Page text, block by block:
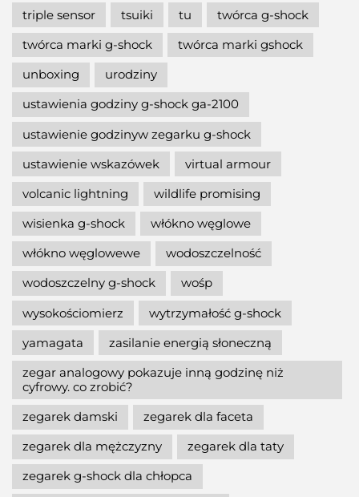
triple sensor
tsuiki tu
twórca g-shock
twórca marki g-shock
twórca marki gshock
unboxing
urodziny
ustawienia godziny g-shock ga-2100
ustawienie godzinyw zegarku g-shock
ustawienie wskazówek
virtual armour
volcanic lightning
wildlife promising
wisienka g-shock
włókno węglowe
włókno węglowewe
wodoszczelność
wodoszczelny g-shock
wośp
wysokościomierz
wytrzymałość g-shock
yamagata
zasilanie energią słoneczną
zegar analogowy pokazuje inną godzinę niż
cyfrowy. co zrobić?
zegarek damski
zegarek dla faceta
zegarek dla mężczyzny
zegarek dla taty
zegarek g-shock dla chłopca